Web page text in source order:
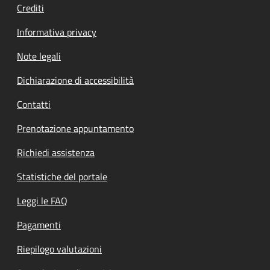
Crediti
Informativa privacy
Note legali
Dichiarazione di accessibilità
Contatti
Prenotazione appuntamento
Richiedi assistenza
Statistiche del portale
Leggi le FAQ
Pagamenti
Riepilogo valutazioni